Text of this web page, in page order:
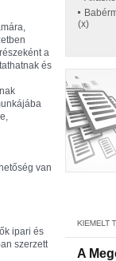
a
és
van
ipari és
szerzett
(x)
A